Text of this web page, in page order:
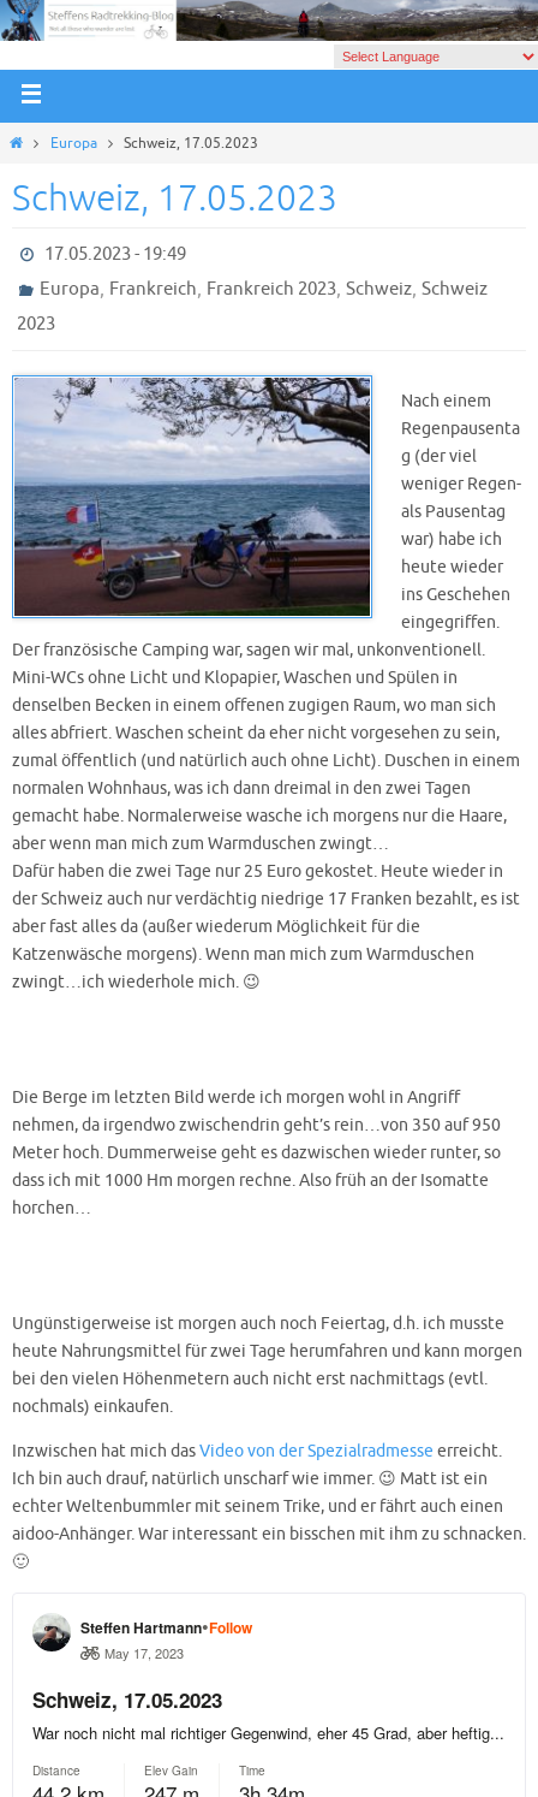
Europa Schweiz, 17.05.2023
Schweiz, 17.05.2023
17.05.2023 - 19:49
Europa, Frankreich, Frankreich 2023,Schweiz,Schweiz
2023
Nach einem
Regenpausenta
g (der viel
weniger Regen-
als Pausentag
war) habe ich
heute wieder
ins Geschehen
eingegriffen.
Der französische Camping war, sagen wir mal, unkonventionell.
Mini-WCs ohne Licht und Klopapier, Waschen und Spülen in
denselben Becken in einem offenen zugigen Raum, wo man sich
alles abfriert. Waschen scheint da eher nicht vorgesehen zu sein,
zumal öffentlich (und natürlich auch ohne Licht). Duschen in einem
normalen Wohnhaus, was ich dann dreimal in den zwei Tagen
gemacht habe. Normalerweise wasche ich morgens nur die Haare,
aber wenn man mich zum Warmduschen zwingt…
Dafür haben die zwei Tage nur 25 Euro gekostet. Heute wieder in
der Schweiz auch nur verdächtig niedrige 17 Franken bezahlt, es ist
aber fast alles da (außer wiederum Möglichkeit für die
Katzenwäsche morgens). Wenn man mich zum Warmduschen
zwingt…ich wiederhole mich. 😉
Die Berge im letzten Bild werde ich morgen wohl in Angriff
nehmen, da irgendwo zwischendrin geht’s rein…von 350 auf 950
Meter hoch. Dummerweise geht es dazwischen wieder runter, so
dass ich mit 1000 Hm morgen rechne. Also früh an der Isomatte
horchen…
Ungünstigerweise ist morgen auch noch Feiertag, d.h. ich musste
heute Nahrungsmittel für zwei Tage herumfahren und kann morgen
bei den vielen Höhenmetern auch nicht erst nachmittags (evtl.
nochmals) einkaufen.
Inzwischen hat mich dasVideo von der Spezialradmesse erreicht.
Ich bin auch drauf, natürlich unscharf wie immer. 😉 Matt ist ein
echter Weltenbummler mit seinem Trike, und er fährt auch einen
aidoo-Anhänger. War interessant ein bisschen mit ihm zu schnacken.
🙂